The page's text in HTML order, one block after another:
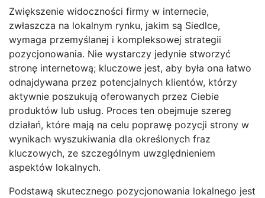
Zwiększenie widoczności firmy w internecie,
zwłaszcza na lokalnym rynku, jakim są Siedlce,
wymaga przemyślanej i kompleksowej strategii
pozycjonowania. Nie wystarczy jedynie stworzyć
stronę internetową; kluczowe jest, aby była ona łatwo
odnajdywana przez potencjalnych klientów, którzy
aktywnie poszukują oferowanych przez Ciebie
produktów lub usług. Proces ten obejmuje szereg
działań, które mają na celu poprawę pozycji strony w
wynikach wyszukiwania dla określonych fraz
kluczowych, ze szczególnym uwzględnieniem
aspektów lokalnych.
Podstawą skutecznego pozycjonowania lokalnego jest